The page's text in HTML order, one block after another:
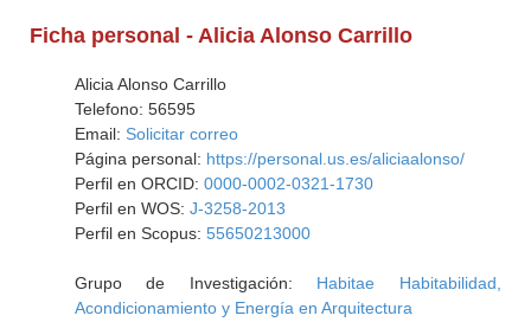
Ficha personal - Alicia Alonso Carrillo
Alicia Alonso Carrillo
Telefono: 56595
Email: Solicitar correo
Página personal: https://personal.us.es/aliciaalonso/
Perfil en ORCID: 0000-0002-0321-1730
Perfil en WOS: J-3258-2013
Perfil en Scopus: 55650213000
Grupo de Investigación: Habitae Habitabilidad,
Acondicionamiento y Energía en Arquitectura